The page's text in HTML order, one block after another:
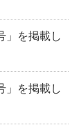
」を掲載し
」を掲載し